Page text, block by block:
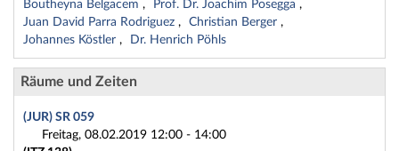
Boutheyna Belgacem
Prof. Dr. Joachim Posegga
Juan David Parra Rodriguez
Christian Berger
Johannes Köstler
Dr. Henrich Pöhls
Räume und Zeiten
(JUR) SR 059
Freitag, 08.02.2019 12:00 - 14:00